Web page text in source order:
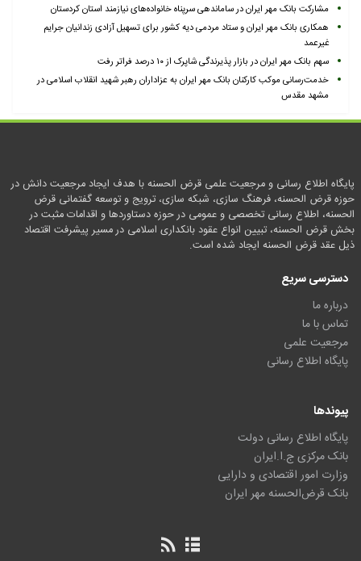
مشارکت بانک مهر ایران در ساماندهی سرپناه خانواده‌های نیازمند استان کردستان
همکاری بانک مهر ایران و ستاد مردمی دیه کشور برای تسهیل آزادی زندانیان جرایم
غیرعمد
سهم بانک مهر ایران در بازار پذیرندگی شاپرک از ۱۰ درصد فراتر رفت
خدمت‌رسانی موکب کارکنان بانک مهر ایران به عزاداران رهبر شهید انقلاب اسلامی در
مشهد مقدس
پایگاه اطلاع رسانی و مرجعیت علمی قرض الحسنه با هدف ایجاد مرجعیت دانش در
حوزه قرض الحسنه، فرهنگ سازی، شبکه سازی، ترویج و توسعه گفتمانی قرض
الحسنه، اطلاع رسانی تخصصی و عمومی در حوزه دستاوردها و اقدامات مثبت در
بخش قرض الحسنه، تبیین انواع عقود بانکداری اسلامی در مسیر پیشرفت اقتصاد
ذیل عقد قرض الحسنه ایجاد شده است.
دسترسی سریع
درباره ما
تماس با ما
مرجعیت علمی
پایگاه اطلاع رسانی
پیوندها
پایگاه اطلاع رسانی دولت
بانک مرکزی ج.ا.ایران
وزارت امور اقتصادی و دارایی
بانک قرض‌الحسنه مهر ایران